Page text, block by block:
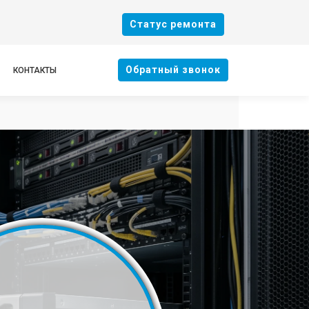
Cтатус ремонта
КОНТАКТЫ Oбратный звонок